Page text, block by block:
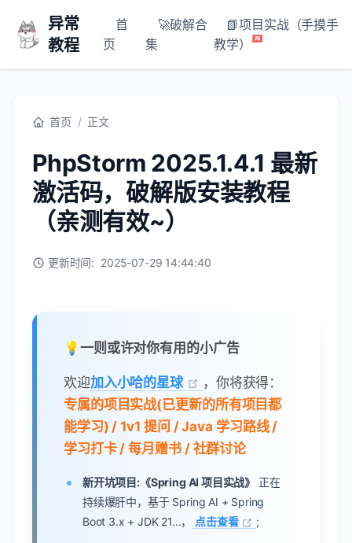
异常
教程
首
页
🚀破解合
集
📗项目实战（手摸手
教学）
首页 / 正文
PhpStorm 2025.1.4.1 最新
激活码，破解版安装教程
（亲测有效~）
更新时间: 2025-07-29 14:44:40
💡一则或许对你有用的小广告
欢迎加入小哈的星球
，你将获得：
专属的项目实战(已更新的所有项目都
能学习) / 1v1 提问 / Java 学习路线 /
学习打卡 / 每月赠书 / 社群讨论
新开坑项目:《Spring AI 项目实战》
正在
持续爆肝中，基于 Spring AI + Spring
Boot 3.x + JDK 21...，
点击查看 ;